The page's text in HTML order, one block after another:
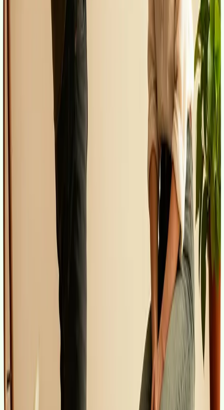
Finançament
Banc (TIN
3,5%)
Finançat al 90% (135.000
606 €/mes
Finançat al 100% (150.000
674 €/mes
Finançat al 80% (120.000
539 €/mes